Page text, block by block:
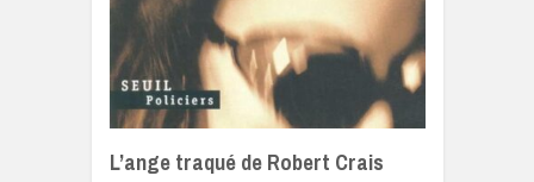
L’ange traqué de Robert Crais